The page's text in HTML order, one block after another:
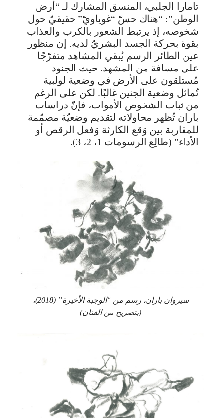
تامارا الجلبي، المنسق المشارك لـ “أرض
الوطن”: “هناك حسّ “غوياويّ” حقيقيّ حول
شخوصه، إذ يرتبط الشعور بالكرب والعذاب
بقوة بحركة الجسد البشريّ لديه. إن منظور
عين الطائر الرسم يُبقي المشاهد متفرّجًا
على مسافة من المشهد. حيث الجنود
مُستلقون على الأرض في وضعية لولبية
تُماثل وضعية الجنين غالبًا. لكن على الرغم
من ثبات الشخوص الأموات، فإنّ دراسات
باران تُظهر محاولاته لتقديم وضعيّة مصمّمة
للمقاربة بين وَقع الكارثة وَفعل الرقص أو
الأداء” (طالِع الرسومات 1، 2، 3).
سيروان باران، رسم من “الوجبة الأخيرة” (2018)،
(بتصريح من الفنان)